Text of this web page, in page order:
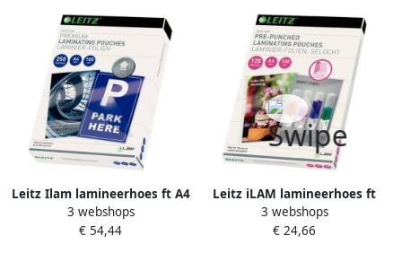
Leitz Ilam lamineerhoes ft A4
250 micron (2 x 250 micron)
pak van 100 stuks
3 webshops
€ 54,44
Leitz iLAM lamineerhoes ft
A4 250 micron (2 x 125
micron) geperforeerd pak
3 webshops
€ 24,66